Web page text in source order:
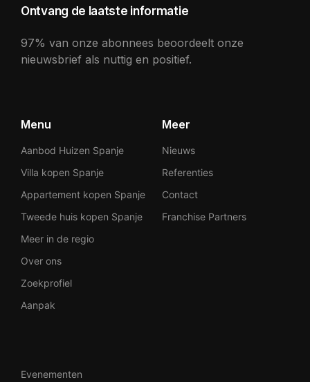
Ontvang de laatste informatie
97% van onze abonnees beoordeelt onze
nieuwsbrief als nuttig en positief.
Menu
Aanbod Huizen Spanje
Villa kopen Spanje
Appartement kopen Spanje
Tweede huis kopen Spanje
Meer in de regio
Over ons
Zoekprofiel
Aanpak
Meer
Nieuws
Referenties
Contact
Franchise Partners
Evenementen